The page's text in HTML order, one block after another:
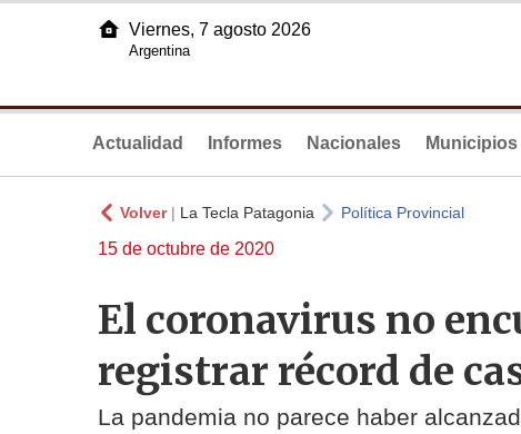
Viernes, 7 agosto 2026
Argentina
Actualidad Informes Nacionales Municipios
Volver| La Tecla Patagonia Política Provincial
15 de octubre de 2020
El coronavirus no
registrar récord de
La pandemia no parece haber